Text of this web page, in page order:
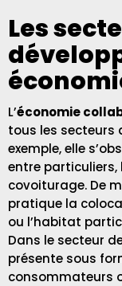
Les
L’économie
tous les secteurs
exemple, elle
entre
covoiturage. De
pratique la
ou l’habitat
Dans le secteur
présente sous
consommateurs